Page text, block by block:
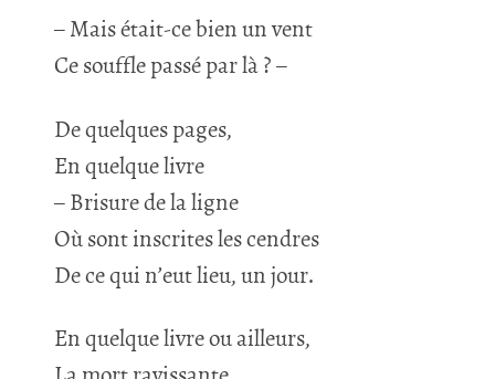
– Mais était-ce bien un vent
Ce souffle passé par là ? –
De quelques pages,
En quelque livre
– Brisure de la ligne
Où sont inscrites les cendres
De ce qui n’eut lieu, un jour.
En quelque livre ou ailleurs,